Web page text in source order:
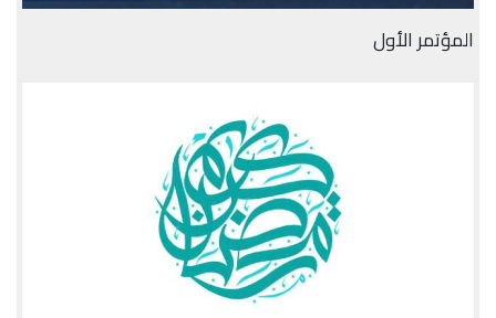
المؤتمر الأول